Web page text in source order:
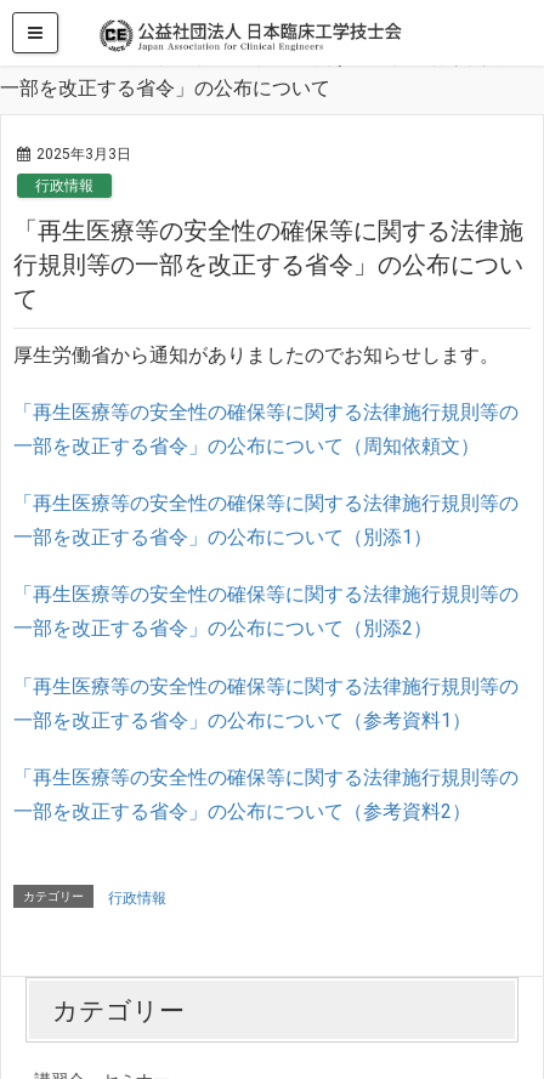
HOME
行政情報
「再生医療等の安全性の確保等に関する法律施行規則等の
一部を改正する省令」の公布について
2025年3月3日
行政情報
「再生医療等の安全性の確保等に関する法律施
行規則等の一部を改正する省令」の公布につい
て
厚生労働省から通知がありましたのでお知らせします。
「再生医療等の安全性の確保等に関する法律施行規則等の
一部を改正する省令」の公布について（周知依頼文）
「再生医療等の安全性の確保等に関する法律施行規則等の
一部を改正する省令」の公布について（別添1）
「再生医療等の安全性の確保等に関する法律施行規則等の
一部を改正する省令」の公布について（別添2）
「再生医療等の安全性の確保等に関する法律施行規則等の
一部を改正する省令」の公布について（参考資料1）
「再生医療等の安全性の確保等に関する法律施行規則等の
一部を改正する省令」の公布について（参考資料2）
カテゴリー 行政情報
カテゴリー